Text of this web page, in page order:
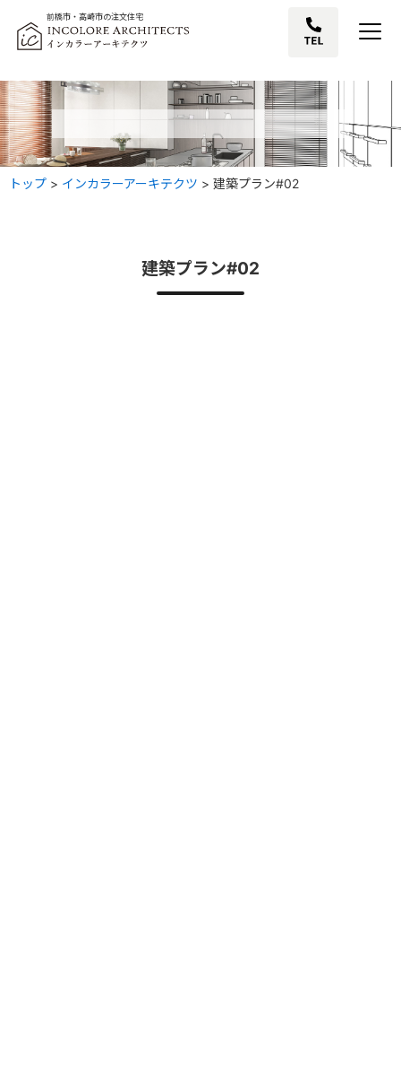
前橋市・高崎市の注文住宅
トップ > インカラーアーキテクツ > 建築プラン#02
建築プラン#02